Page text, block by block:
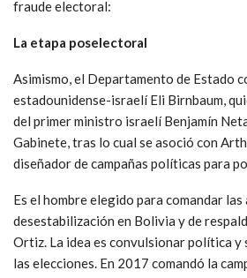
fraude electoral:
La etapa poselectoral
Asimismo, el Departamento de Estado
estadounidense-israelí Eli Birnbaum,
del primer ministro israelí Benjamín
Gabinete, tras lo cual se asoció con
diseñador de campañas políticas para
Es el hombre elegido para comandar las
desestabilización en Bolivia y de
Ortiz. La idea es convulsionar política y
las elecciones. En 2017 comandó la